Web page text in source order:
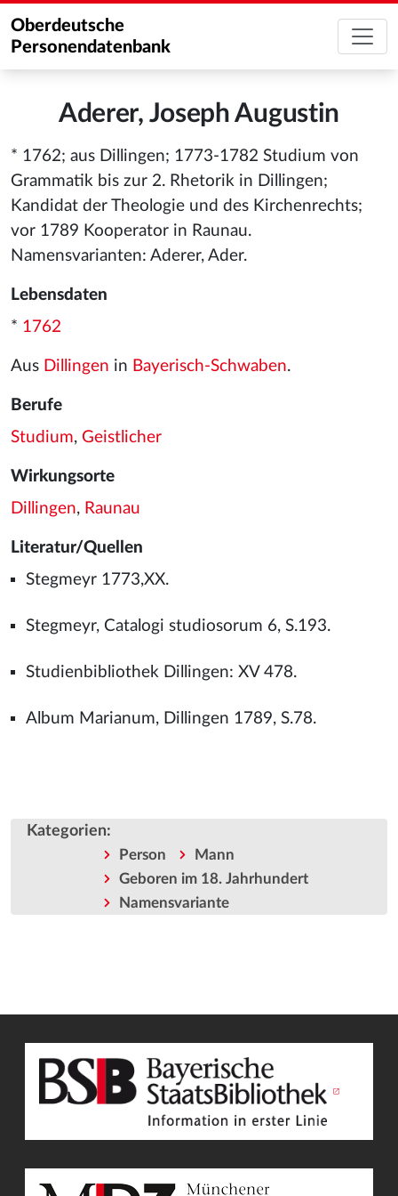
Oberdeutsche
Personendatenbank
Aderer, Joseph Augustin
* 1762; aus Dillingen; 1773-1782 Studium von
Grammatik bis zur 2. Rhetorik in Dillingen;
Kandidat der Theologie und des Kirchenrechts;
vor 1789 Kooperator in Raunau.
Namensvarianten: Aderer, Ader.
Lebensdaten
* 1762
Aus Dillingen in Bayerisch-Schwaben.
Berufe
Studium, Geistlicher
Wirkungsorte
Dillingen, Raunau
Literatur/Quellen
Stegmeyr 1773,XX.
Stegmeyr, Catalogi studiosorum 6, S.193.
Studienbibliothek Dillingen: XV 478.
Album Marianum, Dillingen 1789, S.78.
Kategorien:
Person
Mann
Geboren im 18. Jahrhundert
Namensvariante